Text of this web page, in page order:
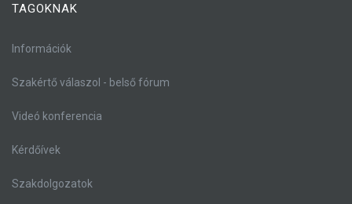
TAGOKNAK
Információk
Szakértő válaszol - belső fórum
Videó konferencia
Kérdőívek
Szakdolgozatok